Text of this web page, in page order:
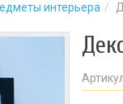
интерьера